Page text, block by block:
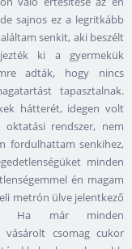
sajnos ez a legritkább
senkit, aki beszélt
ki a gyermekük
adták, hogy nincs
tapasztalnak.
hátterét, idegen volt
rendszer, nem
fordulhattam senkihez,
minden
én magam
metrón ülve jelentkező
Ha már minden
csomag cukor